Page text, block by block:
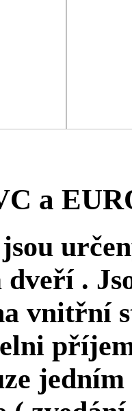
a
dveří .
vnitřní